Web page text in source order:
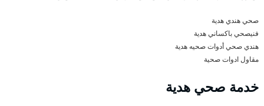
صحي هندي هدية
فنيصحي باكساني هدية
هندي صحي أدوات صحيه هدية
مقاول ادوات صحية
خدمة صحي هدية